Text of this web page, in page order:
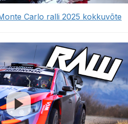
Carlo ralli 2025 kokkuvõte